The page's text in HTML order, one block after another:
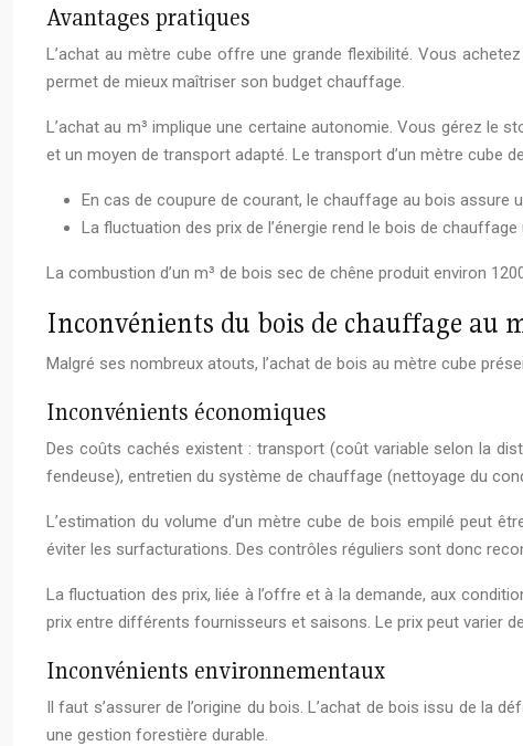
Avantages pratiques
L’achat au mètre cube offre une grande flexibilité. Vous
permet de mieux maîtriser son budget chauffage.
L’achat au m³ implique une certaine autonomie. Vous gérez le
et un moyen de transport adapté. Le transport d’un mètre cube
En cas de coupure de courant, le chauffage au bois assure
La fluctuation des prix de l’énergie rend le bois de
La combustion d’un m³ de bois sec de chêne produit environ
Inconvénients du bois de chauffage au
Malgré ses nombreux atouts, l’achat de bois au mètre cube
Inconvénients économiques
Des coûts cachés existent : transport (coût variable selon la
fendeuse), entretien du système de chauffage (nettoyage du
L’estimation du volume d’un mètre cube de bois empilé peut
éviter les surfacturations. Des contrôles réguliers sont donc
La fluctuation des prix, liée à l’offre et à la demande, aux
prix entre différents fournisseurs et saisons. Le prix peut varier
Inconvénients environnementaux
Il faut s’assurer de l’origine du bois. L’achat de bois issu de la
une gestion forestière durable.